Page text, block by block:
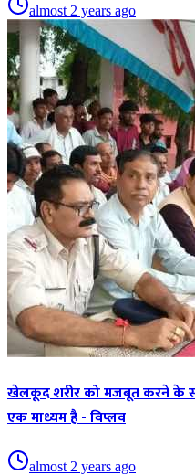
almost 2 years ago
खेलकूद शरीर को मजबूत करने के
एक माध्यम है - विप्लव
almost 2 years ago